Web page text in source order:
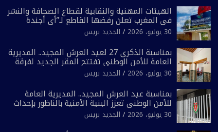
الهيئات المهنية والنقابية لقطاع الصحافة والنشر
في المغرب تعلن رفضها القاطع لـ”أي أجندة
انتخابية مُعدة على مقاس سياسي ومصلحي
ضيق”
30 يوليو، 2026 الجديد بريس
بمناسبة الذكرى 27 لعيد العرش المجيد.. المديرية
العامة للأمن الوطني تفتتح المقر الجديد لفرقة
الشرطة السياحية بفاس
30 يوليو، 2026 الجديد بريس
بمناسبة عيد العرش المجيد.. المديرية العامة
للأمن الوطني تعزز البنية الأمنية بالناظور بإحداث
فرقتين جديدتين
30 يوليو، 2026 الجديد بريس